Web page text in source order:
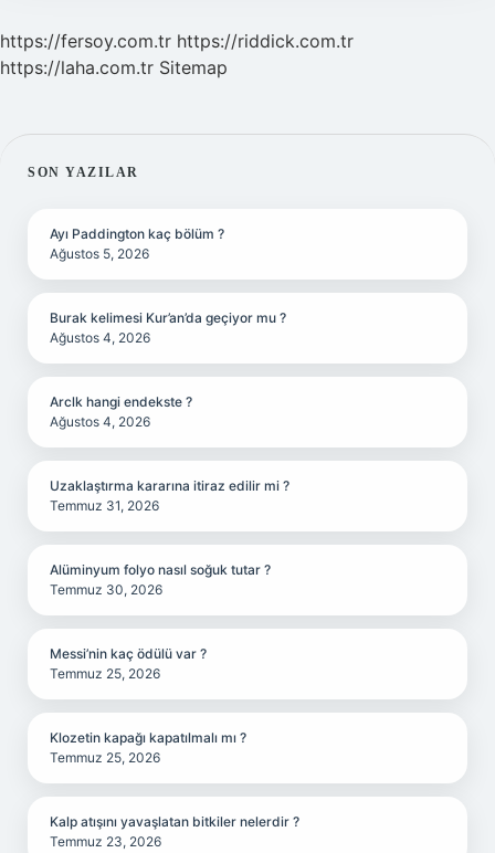
https://fersoy.com.tr https://riddick.com.tr
https://laha.com.tr Sitemap
SIDEBAR
SON YAZILAR
Ayı Paddington kaç bölüm ?
Ağustos 5, 2026
Burak kelimesi Kur’an’da geçiyor mu ?
Ağustos 4, 2026
Arclk hangi endekste ?
Ağustos 4, 2026
Uzaklaştırma kararına itiraz edilir mi ?
Temmuz 31, 2026
Alüminyum folyo nasıl soğuk tutar ?
Temmuz 30, 2026
Messi’nin kaç ödülü var ?
Temmuz 25, 2026
Klozetin kapağı kapatılmalı mı ?
Temmuz 25, 2026
Kalp atışını yavaşlatan bitkiler nelerdir ?
Temmuz 23, 2026